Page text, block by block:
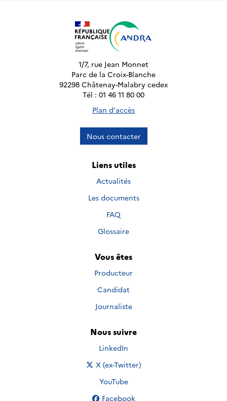
1/7, rue Jean Monnet
Parc de la Croix-Blanche
92298 Châtenay-Malabry cedex
Tél : 01 46 11 80 00
Plan d'accès
Nous contacter
Liens utiles
Actualités
Les documents
FAQ
Glossaire
Vous êtes
Producteur
Candidat
Journaliste
Nous suivre
Nous suivre sur
LinkedIn
Nous suivre sur
X (ex-Twitter)
Nous suivre sur
YouTube
Nous suivre sur
Facebook